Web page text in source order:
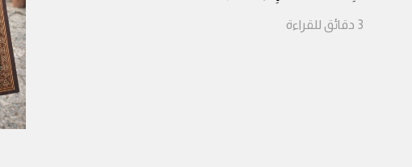
3 دقائق للقراءة